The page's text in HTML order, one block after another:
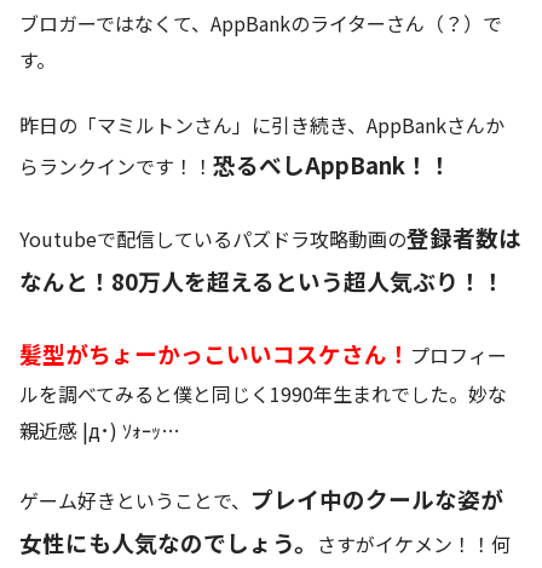
ブロガーではなくて、AppBankのライターさん（？）で
す。
昨日の「マミルトンさん」に引き続き、AppBankさんか
らランクインです！！ 恐るべしAppBank！！
Youtubeで配信しているパズドラ攻略動画の登録者数は
なんと！80万人を超えるという超人気ぶり！！
髪型がちょーかっこいいコスケさん！ プロフィー
ルを調べてみると僕と同じく1990年生まれでした。妙な
親近感 |д･) ｿｫｰｯ…
ゲーム好きということで、 プレイ中のクールな姿が
女性にも人気なのでしょう。 さすがイケメン！！何